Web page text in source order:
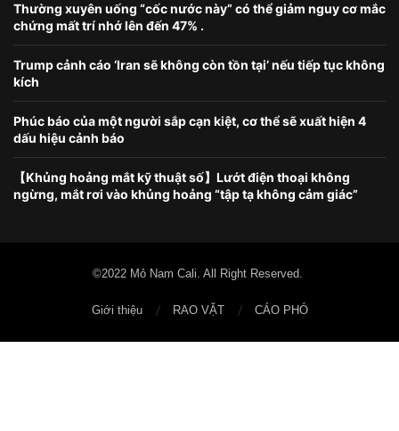
Thường xuyên uống “cốc nước này” có thể giảm nguy cơ mắc
chứng mất trí nhớ lên đến 47% .
Trump cảnh cáo ‘Iran sẽ không còn tồn tại’ nếu tiếp tục không
kích
Phúc báo của một người sắp cạn kiệt, cơ thể sẽ xuất hiện 4
dấu hiệu cảnh báo
【Khủng hoảng mắt kỹ thuật số】Lướt điện thoại không
ngừng, mắt rơi vào khủng hoảng “tập tạ không cảm giác”
©2022 Mỏ Nam Cali. All Right Reserved.
Giới thiệu RAO VẶT CÁO PHÓ